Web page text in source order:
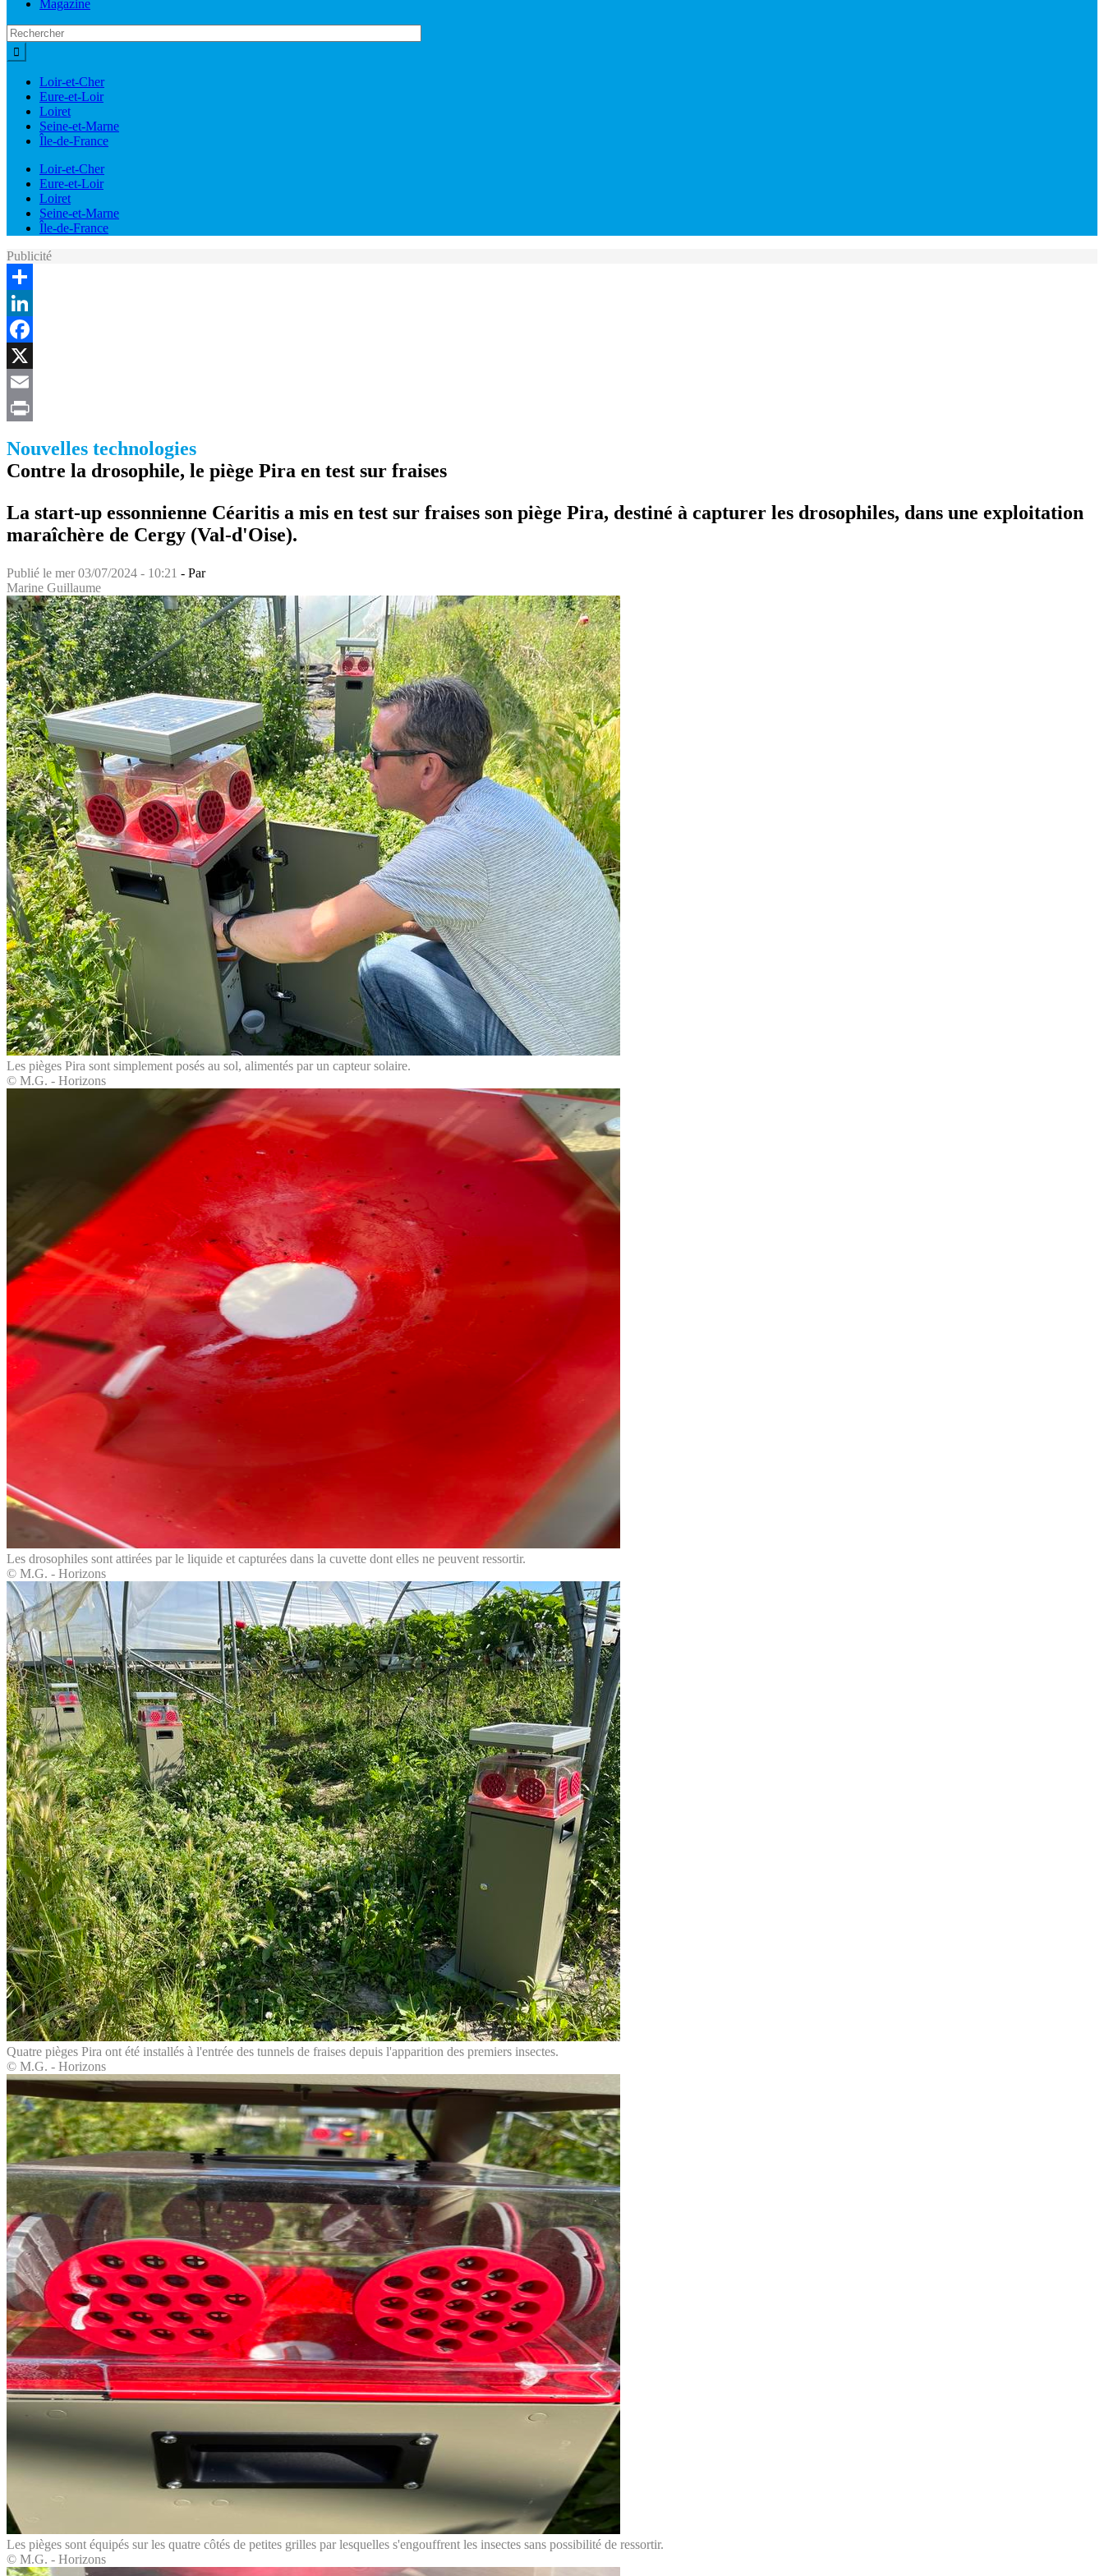
Magazine
Loir-et-Cher
Eure-et-Loir
Loiret
Seine-et-Marne
Île-de-France
Loir-et-Cher
Eure-et-Loir
Loiret
Seine-et-Marne
Île-de-France
Publicité
Share
LinkedIn
Facebook
X
Email
Nouvelles technologies
Contre la drosophile, le piège Pira en test sur fraises
La start-up essonnienne Céaritis a mis en test sur fraises son piège Pira, destiné à capturer les drosophiles, dans une exploitation
maraîchère de Cergy (Val-d'Oise).
Publié le mer 03/07/2024 - 10:21 - Par
Marine Guillaume
Les pièges Pira sont simplement posés au sol, alimentés par un capteur solaire.
© M.G. - Horizons
Les drosophiles sont attirées par le liquide et capturées dans la cuvette dont elles ne peuvent ressortir.
© M.G. - Horizons
Quatre pièges Pira ont été installés à l'entrée des tunnels de fraises depuis l'apparition des premiers insectes.
© M.G. - Horizons
Les pièges sont équipés sur les quatre côtés de petites grilles par lesquelles s'engouffrent les insectes sans possibilité de ressortir.
© M.G. - Horizons